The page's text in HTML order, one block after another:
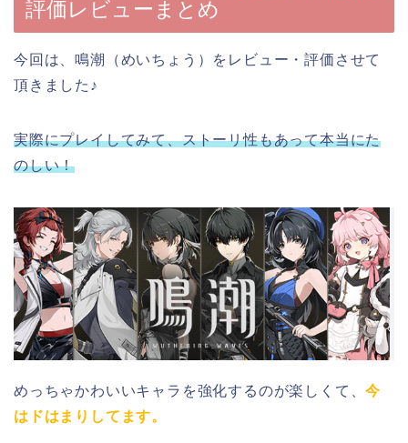
評価レビューまとめ
今回は、鳴潮（めいちょう）をレビュー・評価させて
頂きました♪
実際にプレイしてみて、ストーリ性もあって本当にた
のしい！
めっちゃかわいいキャラを強化するのが楽しくて、今
はドはまりしてます。